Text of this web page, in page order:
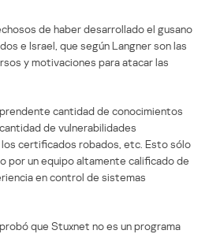
de haber desarrollado el gusano
e Israel, que según Langner son las
y motivaciones para atacar las
cantidad de conocimientos
de vulnerabilidades
certificados robados, etc. Esto sólo
por un equipo altamente calificado de
en control de sistemas
que Stuxnet no es un programa